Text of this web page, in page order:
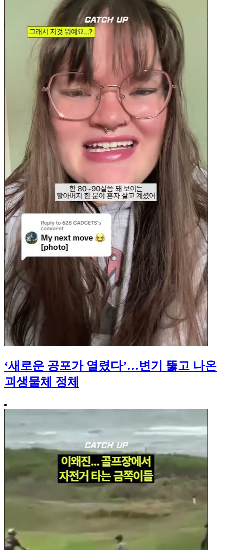
‘새로운 공포가 열렸다’…변기 뚫고 나온
괴생물체 정체